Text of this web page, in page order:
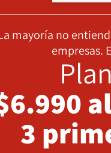
mayoría no
empresas.
3